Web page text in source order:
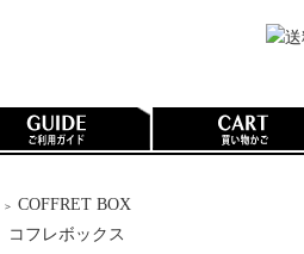
＞ COFFRET BOX
コフレボックス